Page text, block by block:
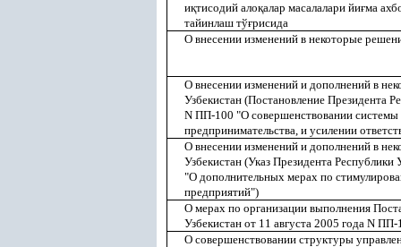
иқтисодий алоқалар масалалари йиғма
тайинлаш тўғрисида
О внесении изменений в некоторые
О внесении изменений и дополнений в
Узбекистан (Постановление Президента
N ПП-100 "О совершенствовании системы
предпринимательства, и усилении
О внесении изменений и дополнений в
Узбекистан (Указ Президента
"О дополнительных мерах по
предприятий")
О мерах по организации выполнения
Узбекистан от 11 августа 2005 года N ПП-
О совершенствовании структуры